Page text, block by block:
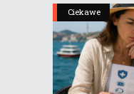
Ciekawe